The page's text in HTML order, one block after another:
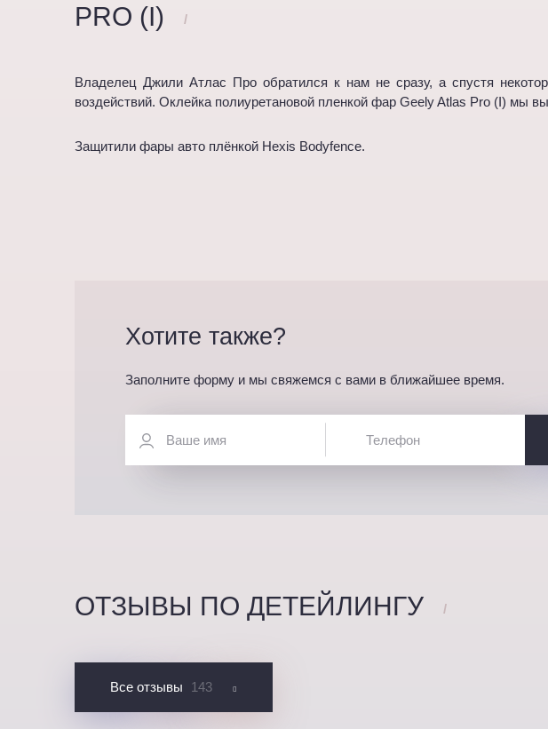
PRO (I)
/
Владелец Джили Атлас Про обратился к нам не сразу, а спустя
воздействий. Оклейка полиуретановой пленкой фар Geely Atlas Pro (I) мы
Защитили фары авто плёнкой Hexis Bodyfence.
Хотите также?
Заполните форму и мы свяжемся с вами в ближайшее время.
ОТЗЫВЫ ПО ДЕТЕЙЛИНГУ /
Все отзывы 143